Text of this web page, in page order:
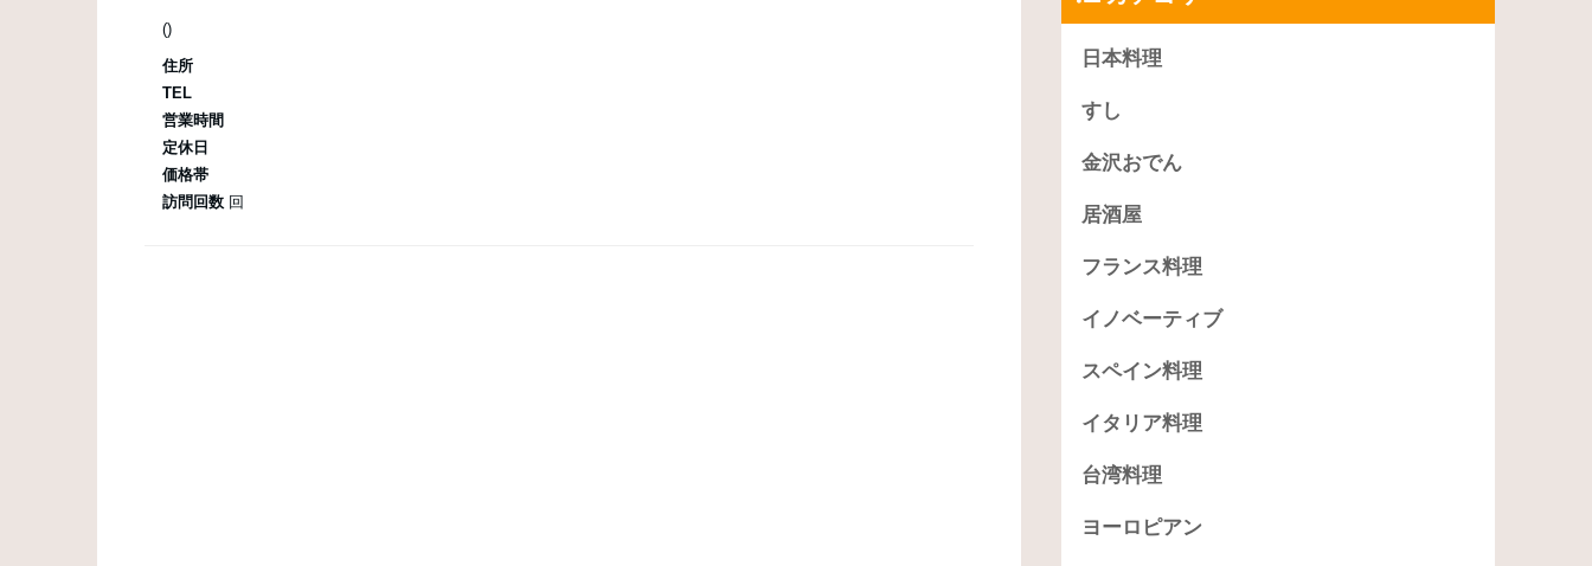
()
住所
TEL
営業時間
定休日
価格帯
訪問回数 回
日本料理
すし
金沢おでん
居酒屋
フランス料理
イノベーティブ
スペイン料理
イタリア料理
台湾料理
ヨーロピアン